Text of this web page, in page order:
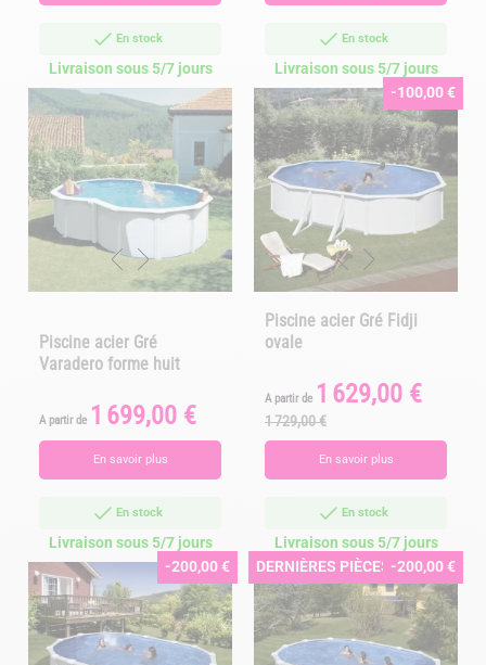
En stock
Livraison sous 5/7 jours
En stock
Livraison sous 5/7 jours
Piscine acier Gré
Varadero forme huit
A partir de Prix
1 699,00 €
En savoir plus
En stock
Livraison sous 5/7 jours
-100,00 €
Piscine acier Gré Fidji
ovale
A partir de Prix
1 629,00 €Prix
base
1 729,00 €
En savoir plus
En stock
Livraison sous 5/7 jours
-200,00 € DERNIÈRES PIÈCES -200,00 €